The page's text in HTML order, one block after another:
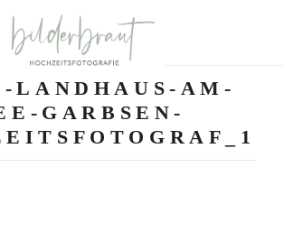
LANDHAUS-AM-
GARBSEN-